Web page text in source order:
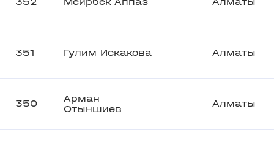
352 Мейрбек Аппаз Алматы
351 Гулим Искакова Алматы
350
Арман
Отыншиев
Алматы